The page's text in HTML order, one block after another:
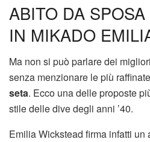
ABITO DA
IN MIKADO
Ma non si può parlare dei
senza menzionare le più
seta. Ecco una delle proposte
stile delle dive degli anni ’40.
Emilia Wickstead firma infatti un